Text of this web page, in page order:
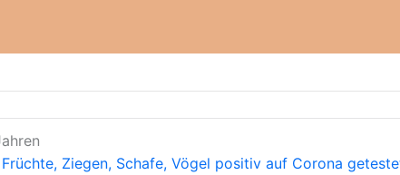
Ziegen, Schafe, Vögel positiv auf Corona